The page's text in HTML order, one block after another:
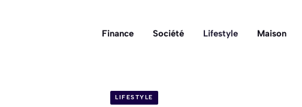
Finance Société Lifestyle Maison
LIFESTYLE